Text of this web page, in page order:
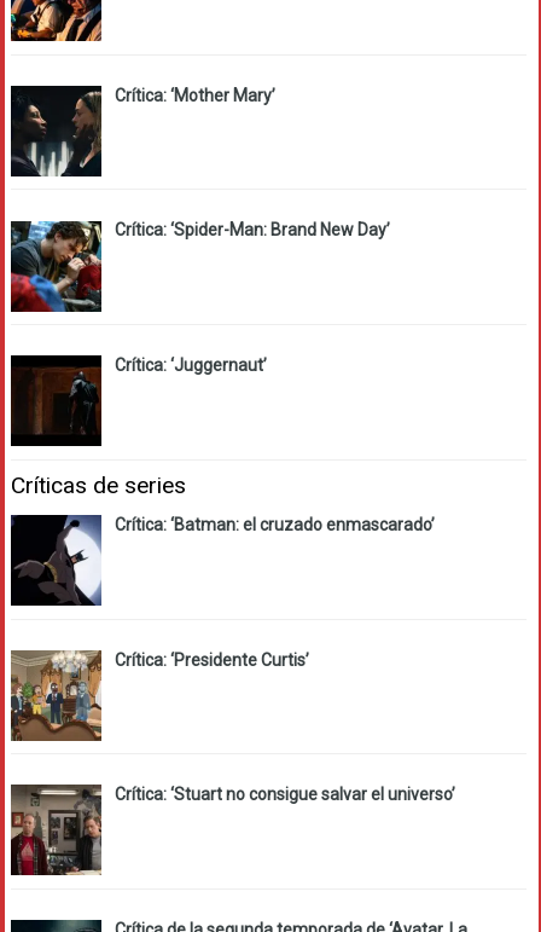
Crítica: ‘Mother Mary’
Crítica: ‘Spider-Man: Brand New Day’
Crítica: ‘Juggernaut’
Críticas de series
Crítica: ‘Batman: el cruzado enmascarado’
Crítica: ‘Presidente Curtis’
Crítica: ‘Stuart no consigue salvar el universo’